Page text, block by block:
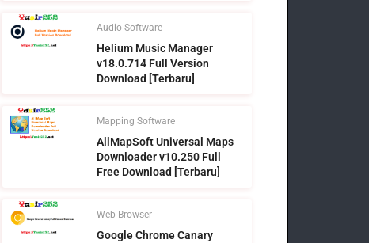
Audio Software
Helium Music Manager
v18.0.714 Full Version
Download [Terbaru]
Mapping Software
AllMapSoft Universal Maps
Downloader v10.250 Full
Free Download [Terbaru]
Web Browser
Google Chrome Canary